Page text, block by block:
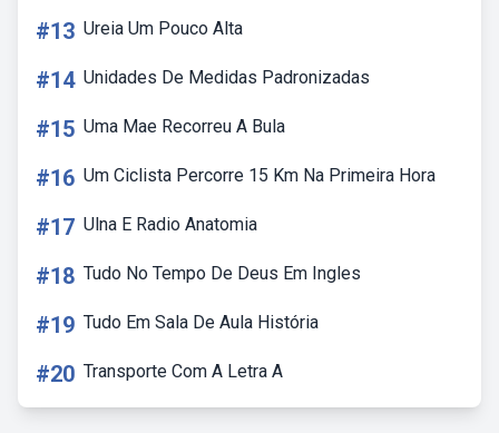
#13 Ureia Um Pouco Alta
#14 Unidades De Medidas Padronizadas
#15 Uma Mae Recorreu A Bula
#16 Um Ciclista Percorre 15 Km Na Primeira Hora
#17 Ulna E Radio Anatomia
#18 Tudo No Tempo De Deus Em Ingles
#19 Tudo Em Sala De Aula História
#20 Transporte Com A Letra A